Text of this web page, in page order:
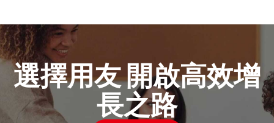
選擇用友 開啟高效增
長之路